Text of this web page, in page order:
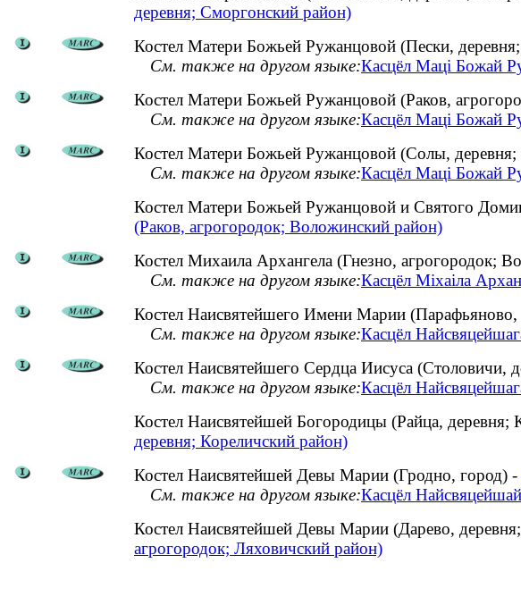
деревня; Сморгонский район)
Костел Матери Божьей Ружанцовой (Пески,
См. также на другом языке:Касцёл Маці Божай
Костел Матери Божьей Ружанцовой (Раков,
См. также на другом языке:Касцёл Маці Божай
Костел Матери Божьей Ружанцовой (Солы,
См. также на другом языке:Касцёл Маці Божай
Костел Матери Божьей Ружанцовой и Святого
(Раков, агрогородок; Воложинский район)
Костел Михаила Архангела (Гнезно, агрогородок;
См. также на другом языке:Касцёл Міхаіла
Костел Наисвятейшего Имени Марии
См. также на другом языке:Касцёл
Костел Наисвятейшего Сердца Иисуса (Столовичи,
См. также на другом языке:Касцёл
Костел Наисвятейшей Богородицы (Райца,
деревня; Кореличский район)
Костел Наисвятейшей Девы Марии (Гродно, город) -
См. также на другом языке:Касцёл
Костел Наисвятейшей Девы Марии (Дарево,
агрогородок; Ляховичский район)